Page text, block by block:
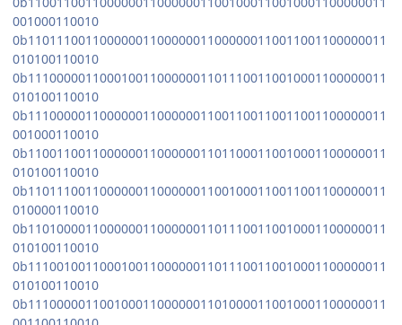
001000110010
0b11011100110000001100000011000000110011001100000011
010100110010
0b11100000110001001100000011011100110010001100000011
010100110010
0b11100000110000001100000011001100110011001100000011
001000110010
0b11001100110000001100000011011000110010001100000011
010100110010
0b11011100110000001100000011001000110011001100000011
010000110010
0b11010000110000001100000011011100110010001100000011
010100110010
0b11100100110001001100000011011100110010001100000011
010100110010
0b11100000110010001100000011010000110010001100000011